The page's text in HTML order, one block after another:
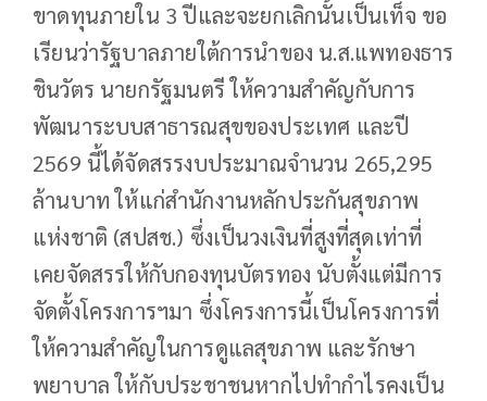
ขาดทุนภายใน 3 ปีและจะยกเลิกนั้นเป็นเท็จ ขอ
เรียนว่ารัฐบาลภายใต้การนำของ น.ส.แพทองธาร
ชินวัตร นายกรัฐมนตรี ให้ความสำคัญกับการ
พัฒนาระบบสาธารณสุขของประเทศ และปี
2569 นี้ได้จัดสรรงบประมาณจำนวน 265,295
ล้านบาท ให้แก่สำนักงานหลักประกันสุขภาพ
แห่งชาติ (สปสช.) ซึ่งเป็นวงเงินที่สูงที่สุดเท่าที่
เคยจัดสรรให้กับกองทุนบัตรทอง นับตั้งแต่มีการ
จัดตั้งโครงการฯมา ซึ่งโครงการนี้เป็นโครงการที่
ให้ความสำคัญในการดูแลสุขภาพ และรักษา
พยาบาล ให้กับประชาชนหากไปทำกำไรคงเป็น